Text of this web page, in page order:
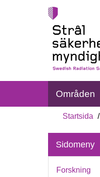
Områden
Startsida
Sidomeny
Forskning